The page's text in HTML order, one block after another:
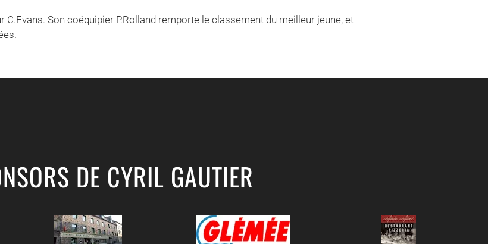
C.Evans. Son coéquipier P.Rolland remporte le classement du meilleur jeune, et
DE CYRIL GAUTIER